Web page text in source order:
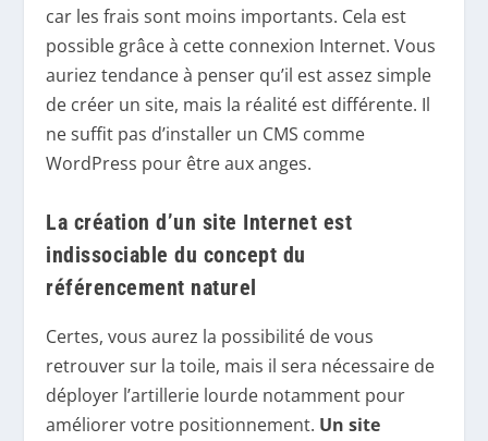
car les frais sont moins importants. Cela est
possible grâce à cette connexion Internet. Vous
auriez tendance à penser qu’il est assez simple
de créer un site, mais la réalité est différente. Il
ne suffit pas d’installer un CMS comme
WordPress pour être aux anges.
La création d’un site Internet est
indissociable du concept du
référencement naturel
Certes, vous aurez la possibilité de vous
retrouver sur la toile, mais il sera nécessaire de
déployer l’artillerie lourde notamment pour
améliorer votre positionnement. Un site